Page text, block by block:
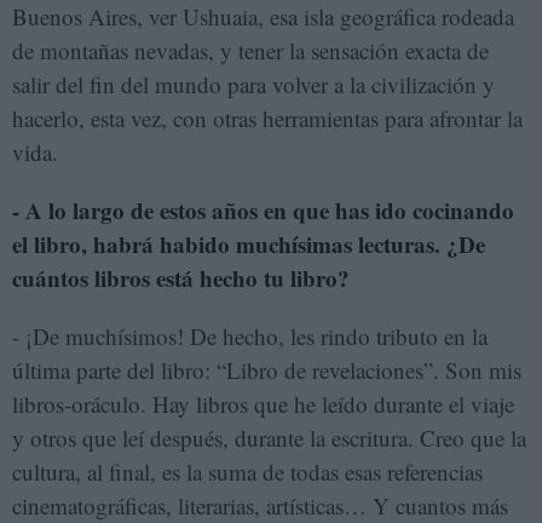
Buenos Aires, ver Ushuaia, esa isla geográfica rodeada
de montañas nevadas, y tener la sensación exacta de
salir del fin del mundo para volver a la civilización y
hacerlo, esta vez, con otras herramientas para afrontar la
vida.
- A lo largo de estos años en que has ido cocinando
el libro, habrá habido muchísimas lecturas. ¿De
cuántos libros está hecho tu libro?
- ¡De muchísimos! De hecho, les rindo tributo en la
última parte del libro: “Libro de revelaciones”. Son mis
libros-oráculo. Hay libros que he leído durante el viaje
y otros que leí después, durante la escritura. Creo que la
cultura, al final, es la suma de todas esas referencias
cinematográficas, literarias, artísticas… Y cuantos más